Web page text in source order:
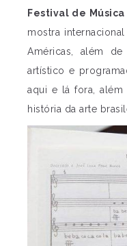
Festival de Música
mostra
Américas, além
artístico e
aqui e lá fora,
história da arte